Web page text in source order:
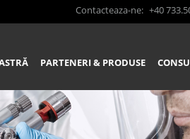
Contacteaza-ne: +40
PARTENERI & PRODUSE